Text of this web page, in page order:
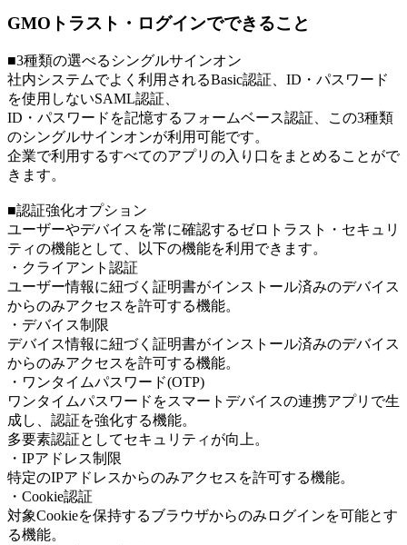
GMOトラスト・ログインでできること
■3種類の選べるシングルサインオン
社内システムでよく利用されるBasic認証、ID・パスワード
を使用しないSAML認証、
ID・パスワードを記憶するフォームベース認証、この3種類
のシングルサインオンが利用可能です。
企業で利用するすべてのアプリの入り口をまとめることがで
きます。
■認証強化オプション
ユーザーやデバイスを常に確認するゼロトラスト・セキュリ
ティの機能として、以下の機能を利用できます。
・クライアント認証
ユーザー情報に紐づく証明書がインストール済みのデバイス
からのみアクセスを許可する機能。
・デバイス制限
デバイス情報に紐づく証明書がインストール済みのデバイス
からのみアクセスを許可する機能。
・ワンタイムパスワード(OTP)
ワンタイムパスワードをスマートデバイスの連携アプリで生
成し、認証を強化する機能。
多要素認証としてセキュリティが向上。
・IPアドレス制限
特定のIPアドレスからのみアクセスを許可する機能。
・Cookie認証
対象Cookieを保持するブラウザからのみログインを可能とす
る機能。